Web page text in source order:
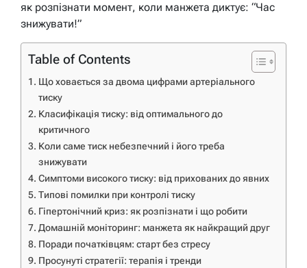
як розпізнати момент, коли манжета диктує: “Час
знижувати!”
Table of Contents
Що ховається за двома цифрами артеріального
тиску
Класифікація тиску: від оптимального до
критичного
Коли саме тиск небезпечний і його треба
знижувати
Симптоми високого тиску: від прихованих до явних
Типові помилки при контролі тиску
Гіпертонічний криз: як розпізнати і що робити
Домашній моніторинг: манжета як найкращий друг
Поради початківцям: старт без стресу
Просунуті стратегії: терапія і тренди